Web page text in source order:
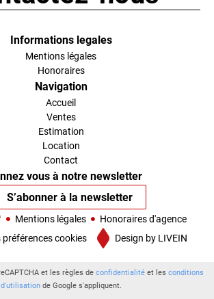
Informations legales
Mentions légales
Honoraires
Navigation
Accueil
Ventes
Estimation
Location
Contact
vous à notre newsletter
S’abonner à la newsletter
Mentions légales
Honoraires d'agence
préférences cookies
Design by LIVEIN
et les règles de confidentialité et les conditions
d'utilisationde Google s'appliquent.